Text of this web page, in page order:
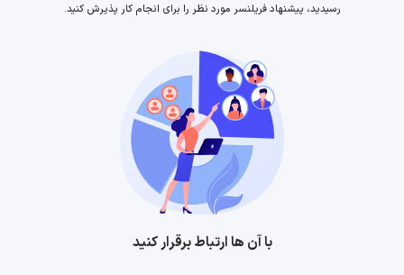
رسیدید، پیشنهاد فریلنسر مورد نظر را برای انجام کار پذیرش کنید.
با آن ها ارتباط برقرار کنید